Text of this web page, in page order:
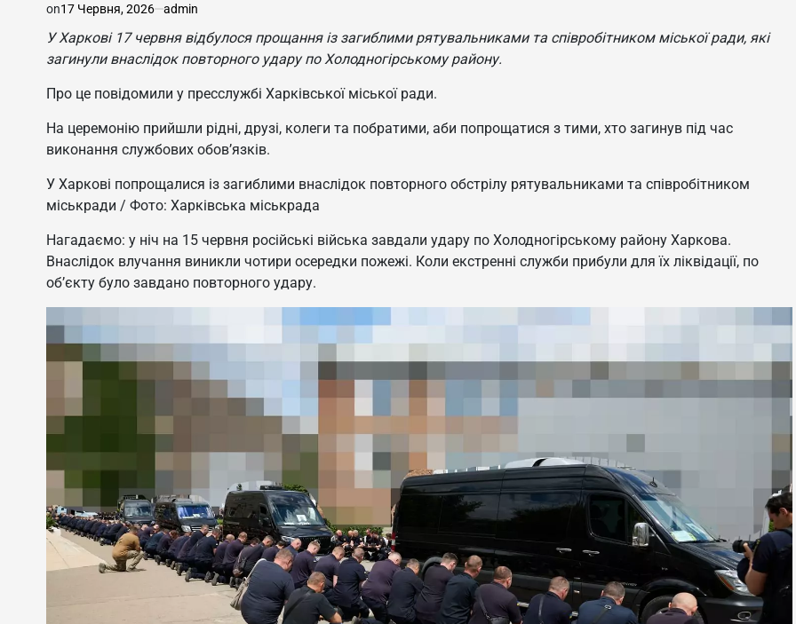
on17 Червня, 2026 admin
У Харкові 17 червня відбулося прощання із загиблими рятувальниками та співробітником міської ради, які
загинули внаслідок повторного удару по Холодногірському району.
Про це повідомили у пресслужбі Харківської міської ради.
На церемонію прийшли рідні, друзі, колеги та побратими, аби попрощатися з тими, хто загинув під час
виконання службових обов’язків.
У Харкові попрощалися із загиблими внаслідок повторного обстрілу рятувальниками та співробітником
міськради / Фото: Харківська міськрада
Нагадаємо: у ніч на 15 червня російські війська завдали удару по Холодногірському району Харкова.
Внаслідок влучання виникли чотири осередки пожежі. Коли екстренні служби прибули для їх ліквідації, по
об’єкту було завдано повторного удару.